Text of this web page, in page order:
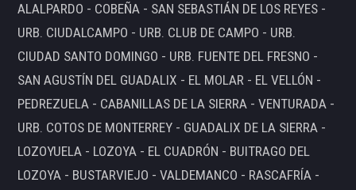
ALALPARDO - COBEÑA - SAN SEBASTIÁN DE LOS REYES -
URB. CIUDALCAMPO - URB. CLUB DE CAMPO - URB.
CIUDAD SANTO DOMINGO - URB. FUENTE DEL FRESNO -
SAN AGUSTÍN DEL GUADALIX - EL MOLAR - EL VELLÓN -
PEDREZUELA - CABANILLAS DE LA SIERRA - VENTURADA -
URB. COTOS DE MONTERREY - GUADALIX DE LA SIERRA -
LOZOYUELA - LOZOYA - EL CUADRÓN - BUITRAGO DEL
LOZOYA - BUSTARVIEJO - VALDEMANCO - RASCAFRÍA -